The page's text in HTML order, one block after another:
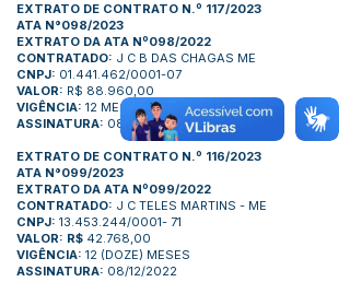
EXTRATO DE CONTRATO N.º 117/2023
ATA N°098/2023
EXTRATO DA ATA Nº098/2022
CONTRATADO: J C B DAS CHAGAS ME
CNPJ: 01.441.462/0001-07
VALOR: R$ 88.960,00
VIGÊNCIA: 12 MESES
ASSINATURA: 08/12/2022
EXTRATO DE CONTRATO N.º 116/2023
ATA N°099/2023
EXTRATO DA ATA Nº099/2022
CONTRATADO: J C TELES MARTINS - ME
CNPJ: 13.453.244/0001- 71
VALOR: R$ 42.768,00
VIGÊNCIA: 12 (DOZE) MESES
ASSINATURA: 08/12/2022